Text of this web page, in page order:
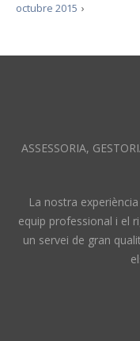
›
octubre 2015
ASSESSORIA,
La nostra
equip professional i el
un servei de gran